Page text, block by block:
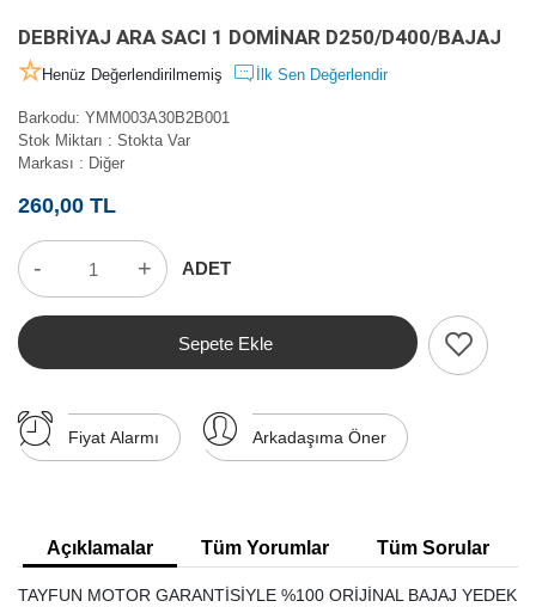
DEBRİYAJ ARA SACI 1 DOMİNAR D250/D400/BAJAJ
Henüz Değerlendirilmemiş İlk Sen Değerlendir
Barkodu: YMM003A30B2B001
Stok Miktarı : Stokta Var
Markası : Diğer
260,00 TL
- + ADET
Sepete Ekle
Fiyat Alarmı Arkadaşıma Öner
Açıklamalar Tüm Yorumlar Tüm Sorular
TAYFUN MOTOR GARANTİSİYLE %100 ORİJİNAL BAJAJ YEDEK